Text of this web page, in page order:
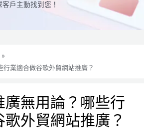
戶主動找到您！
»
行業適合做谷歌外貿網站推廣？
廣無用論？哪些行
外貿網站推廣？